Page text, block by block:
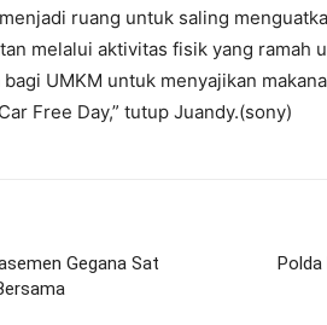
ruang untuk saling
melalui aktivitas fisik yang ramah
UMKM untuk menyajikan
Free Day,” tutup Juandy.(sony)
Gegana Sat